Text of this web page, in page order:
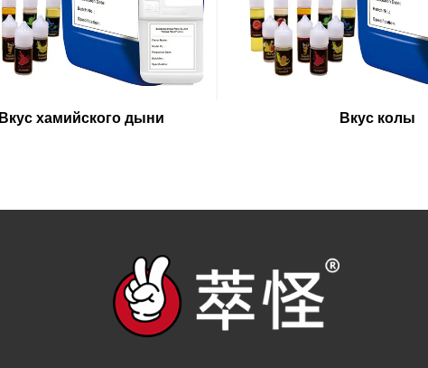
Вкус хамийского дыни Вкус колы